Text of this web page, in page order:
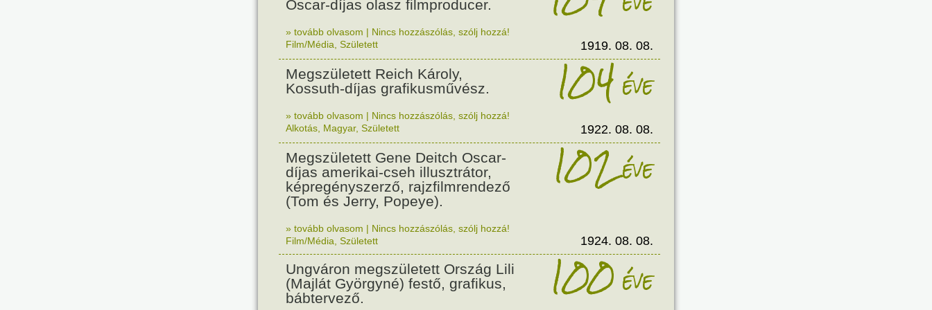
Oscar-díjas olasz filmproducer.
» tovább olvasom | Nincs hozzászólás, szólj hozzá!
Film/Média Született 1919. 08. 08.
Megszületett Reich Károly,
Kossuth-díjas grafikusművész.
104éve
» tovább olvasom | Nincs hozzászólás, szólj hozzá!
Alkotás Magyar, Született 1922. 08. 08.
Megszületett Gene Deitch Oscar-
díjas amerikai-cseh illusztrátor,
képregényszerző, rajzfilmrendező
(Tom és Jerry, Popeye).
102éve
» tovább olvasom | Nincs hozzászólás, szólj hozzá!
Film/Média Született 1924. 08. 08.
Ungváron megszületett Ország Lili
(Majlát Györgyné) festő, grafikus,
bábtervező.
100éve